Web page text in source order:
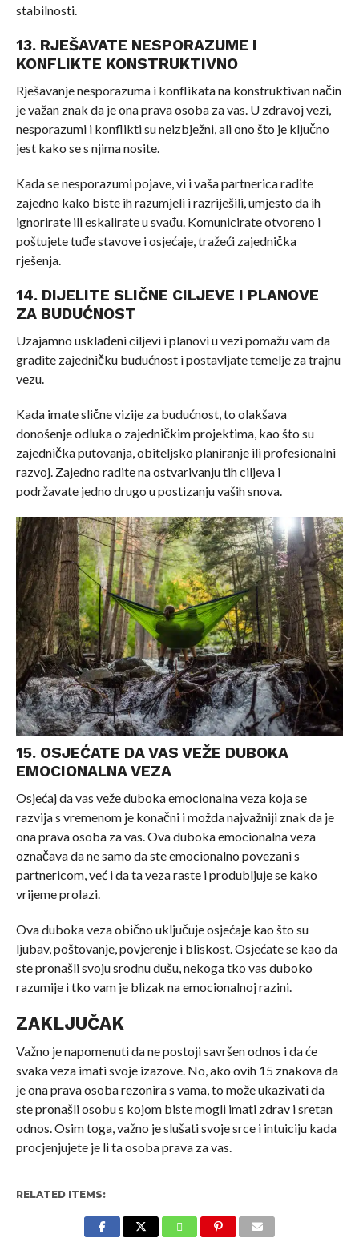
stabilnosti.
13. RJEŠAVATE NESPORAZUME I
KONFLIKTE KONSTRUKTIVNO
Rješavanje nesporazuma i konflikata na konstruktivan način
je važan znak da je ona prava osoba za vas. U zdravoj vezi,
nesporazumi i konflikti su neizbježni, ali ono što je ključno
jest kako se s njima nosite.
Kada se nesporazumi pojave, vi i vaša partnerica radite
zajedno kako biste ih razumjeli i razriješili, umjesto da ih
ignorirate ili eskalirate u svađu. Komunicirate otvoreno i
poštujete tuđe stavove i osjećaje, tražeći zajednička
rješenja.
14. DIJELITE SLIČNE CILJEVE I PLANOVE
ZA BUDUĆNOST
Uzajamno usklađeni ciljevi i planovi u vezi pomažu vam da
gradite zajedničku budućnost i postavljate temelje za trajnu
vezu.
Kada imate slične vizije za budućnost, to olakšava
donošenje odluka o zajedničkim projektima, kao što su
zajednička putovanja, obiteljsko planiranje ili profesionalni
razvoj. Zajedno radite na ostvarivanju tih ciljeva i
podržavate jedno drugo u postizanju vaših snova.
15. OSJEĆATE DA VAS VEŽE DUBOKA
EMOCIONALNA VEZA
Osjećaj da vas veže duboka emocionalna veza koja se
razvija s vremenom je konačni i možda najvažniji znak da je
ona prava osoba za vas. Ova duboka emocionalna veza
označava da ne samo da ste emocionalno povezani s
partnericom, već i da ta veza raste i produbljuje se kako
vrijeme prolazi.
Ova duboka veza obično uključuje osjećaje kao što su
ljubav, poštovanje, povjerenje i bliskost. Osjećate se kao da
ste pronašli svoju srodnu dušu, nekoga tko vas duboko
razumije i tko vam je blizak na emocionalnoj razini.
ZAKLJUČAK
Važno je napomenuti da ne postoji savršen odnos i da će
svaka veza imati svoje izazove. No, ako ovih 15 znakova da
je ona prava osoba rezonira s vama, to može ukazivati da
ste pronašli osobu s kojom biste mogli imati zdrav i sretan
odnos. Osim toga, važno je slušati svoje srce i intuiciju kada
procjenjujete je li ta osoba prava za vas.
RELATED ITEMS: